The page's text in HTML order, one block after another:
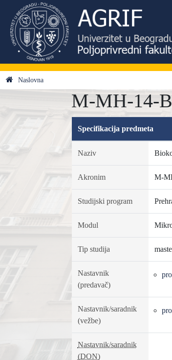
Naslovna
M-MH-14-
Specifikacija predmeta
Naziv
Akronim M-
Studijski program
Modul
Tip studija
Nastavnik
(predavač)
Nastavnik/saradnik
(vežbe)
Nastavnik/saradnik
(DON)